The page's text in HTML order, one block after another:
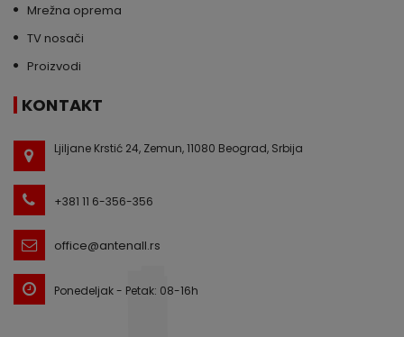
Mrežna oprema
TV nosači
Proizvodi
KONTAKT
Ljiljane Krstić 24, Zemun, 11080 Beograd, Srbija
+381 11 6-356-356
office@antenall.rs
Ponedeljak - Petak: 08-16h